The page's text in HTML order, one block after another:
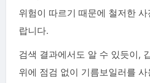
위험이 따르기 때문에 철저한
랍니다.
검색 결과에서도 알 수 있듯이,
위에 점검 없이 기름보일러를 사